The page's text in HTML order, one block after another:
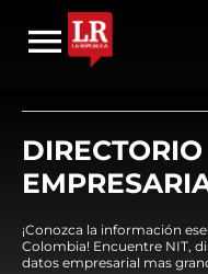
¡Conozca la información
Colombia! Encuentre NIT,
datos empresarial mas